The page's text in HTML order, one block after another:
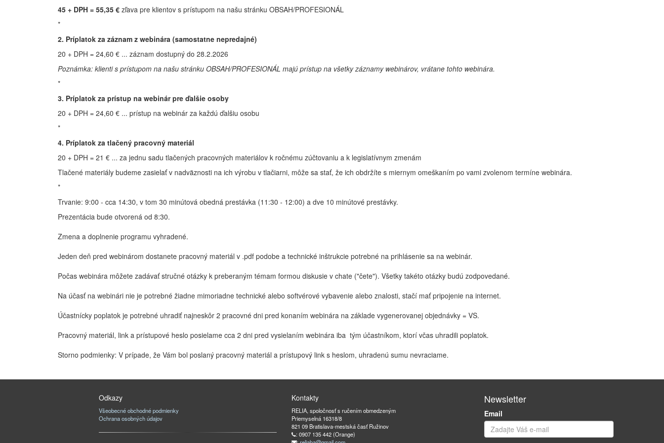
45 + DPH = 55,35 € zľava pre klientov s prístupom na našu stránku OBSAH/PROFESIONÁL
*
2. Príplatok za záznam z webinára (samostatne nepredajné)
20 + DPH = 24,60 € ... záznam dostupný do 28.2.2026
Poznámka: klienti s prístupom na našu stránku OBSAH/PROFESIONÁL majú prístup na všetky záznamy webinárov, vrátane tohto webinára.
*
3. Príplatok za prístup na webinár pre ďalšie osoby
20 + DPH = 24,60 € ... prístup na webinár za každú ďalšiu osobu
*
4. Príplatok za tlačený pracovný materiál
20 + DPH = 21 € ... za jednu sadu tlačených pracovných materiálov k ročnému zúčtovaniu a k legislatívnym zmenám
Tlačené materiály budeme zasielať v nadväznosti na ich výrobu v tlačiarni, môže sa stať, že ich obdržíte s miernym omeškaním po vami zvolenom termíne webinára.
*
Trvanie: 9:00 - cca 14:30, v tom 30 minútová obedná prestávka (11:30 - 12:00) a dve 10 minútové prestávky.
Prezentácia bude otvorená od 8:30.
Zmena a doplnenie programu vyhradené.
Jeden deň pred webinárom dostanete pracovný materiál v .pdf podobe a technické inštrukcie potrebné na prihlásenie sa na webinár.
Počas webinára môžete zadávať stručné otázky k preberaným témam formou diskusie v chate ("čete"). Všetky takéto otázky budú zodpovedané.
Na účasť na webinári nie je potrebné žiadne mimoriadne technické alebo softvérové vybavenie alebo znalosti, stačí mať pripojenie na internet.
Účastnícky poplatok je potrebné uhradiť najneskôr 2 pracovné dni pred konaním webinára na základe vygenerovanej objednávky = VS.
Pracovný materiál, link a prístupové heslo posielame cca 2 dni pred vysielaním webinára iba tým účastníkom, ktorí včas uhradili poplatok.
Storno podmienky: V prípade, že Vám bol poslaný pracovný materiál a prístupový link s heslom, uhradenú sumu nevraciame.
Odkazy
Všeobecné obchodné podmienky
Ochrana osobných údajov
Kontakty
RELIA, spoločnosť s ručením obmedzeným
Priemyselná 16318/8
821 09 Bratislava-mestská časť Ružinov
: 0907 135 442 (Orange)
Newsletter
Email